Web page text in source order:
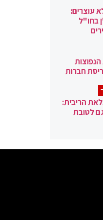
עוצרים:
בחו"ל
הנפוצות
חברות
הריבית:
לטובת